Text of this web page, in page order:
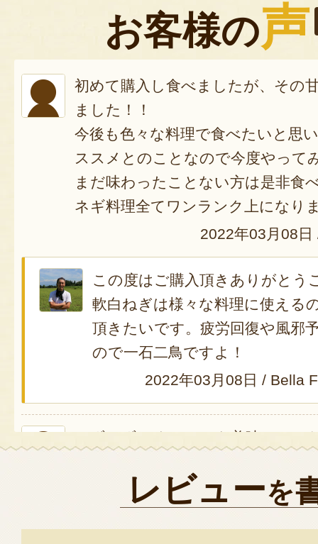
お客様の声
初めて購入し食べましたが、その
ました！！
今後も色々な料理で食べたいと思
ススメとのことなので今度やって
まだ味わったことない方は是非食
ネギ料理全てワンランク上になり
2022年03月08日
この度はご購入頂きありがとう
軟白ねぎは様々な料理に使える
頂きたいです。疲労回復や風邪
ので一石二鳥ですよ！
2022年03月08日 / Bella
みずみずしくてとても美味しかっ
もパクパク食べられるくらい甘み
を開けた時にスラっと品よく梱包
に丁寧に育てられたんだなと感じ
レビューを